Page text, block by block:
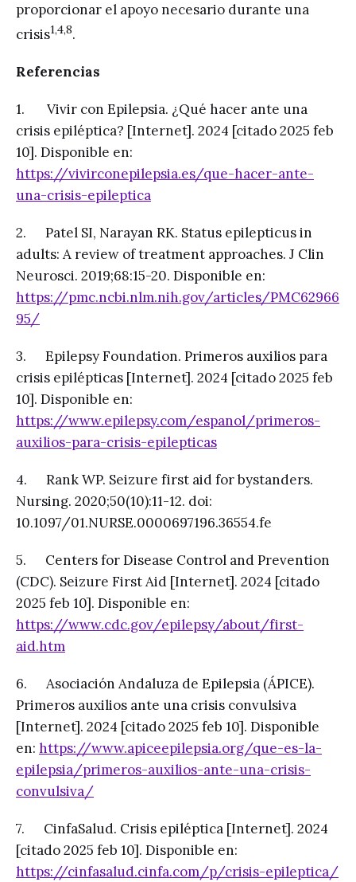
proporcionar el apoyo necesario durante una
crisis1,4,8.
Referencias
1. Vivir con Epilepsia. ¿Qué hacer ante una
crisis epiléptica? [Internet]. 2024 [citado 2025 feb
10]. Disponible en:
https://vivirconepilepsia.es/que-hacer-ante-
una-crisis-epileptica
2. Patel SI, Narayan RK. Status epilepticus in
adults: A review of treatment approaches. J Clin
Neurosci. 2019;68:15-20. Disponible en:
https://pmc.ncbi.nlm.nih.gov/articles/PMC62966
95/
3. Epilepsy Foundation. Primeros auxilios para
crisis epilépticas [Internet]. 2024 [citado 2025 feb
10]. Disponible en:
https://www.epilepsy.com/espanol/primeros-
auxilios-para-crisis-epilepticas
4. Rank WP. Seizure first aid for bystanders.
Nursing. 2020;50(10):11-12. doi:
10.1097/01.NURSE.0000697196.36554.fe
5. Centers for Disease Control and Prevention
(CDC). Seizure First Aid [Internet]. 2024 [citado
2025 feb 10]. Disponible en:
https://www.cdc.gov/epilepsy/about/first-
aid.htm
6. Asociación Andaluza de Epilepsia (ÁPICE).
Primeros auxilios ante una crisis convulsiva
[Internet]. 2024 [citado 2025 feb 10]. Disponible
en: https://www.apiceepilepsia.org/que-es-la-
epilepsia/primeros-auxilios-ante-una-crisis-
convulsiva/
7. CinfaSalud. Crisis epiléptica [Internet]. 2024
[citado 2025 feb 10]. Disponible en:
https://cinfasalud.cinfa.com/p/crisis-epileptica/